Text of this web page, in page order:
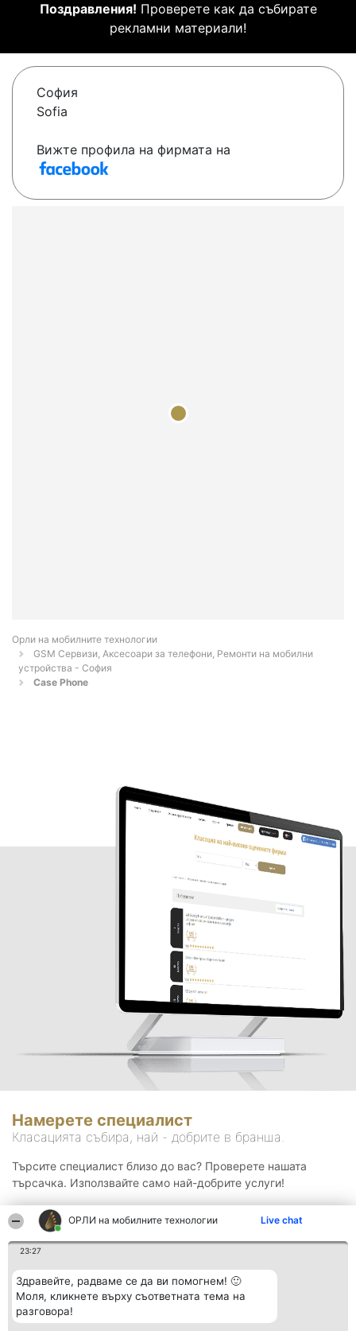
ОРЛИ на мобилните технологии Live chat
23:27
Здравейте, радваме се да ви помогнем! 🙂
Моля, кликнете върху съответната тема на
разговора!
Поздравления! Проверете как да събирате
рекламни материали!
София
Sofia
Вижте профила на фирмата на
Орли на мобилните технологии
GSM Сервизи, Аксесоари за телефони, Ремонти на мобилни
устройства - София
Case Phone
Намерете специалист
Класацията събира, най - добрите в бранша.
Търсите специалист близо до вас? Проверете нашата
търсачка. Използвайте само най-добрите услуги!